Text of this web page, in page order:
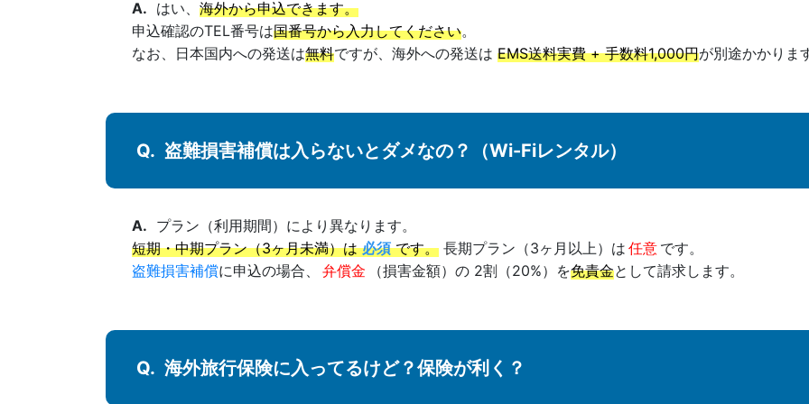
はい、 海外から申込できます。
申込確認のTEL番号は国番号から入力してください。
なお、日本国内への発送は無料ですが、海外への発送は EMS送料実費 + 手数料1,000円が別途かかりま
盗難損害補償は入らないとダメなの？（Wi-Fiレンタル）
プラン（利用期間）により異なります。
短期・中期プラン（3ヶ月未満）は必須です。 長期プラン（3ヶ月以上）は 任意 です。
盗難損害補償に申込の場合、 弁償金 （損害金額）の 2割（20%）を免責金として請求します。
海外旅行保険に入ってるけど？保険が利く？